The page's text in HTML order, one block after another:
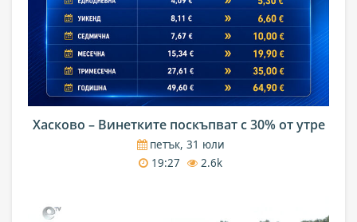
Хасково – Винетките поскъпват с 30% от утре
петък, 31 юли
19:27
2.6k